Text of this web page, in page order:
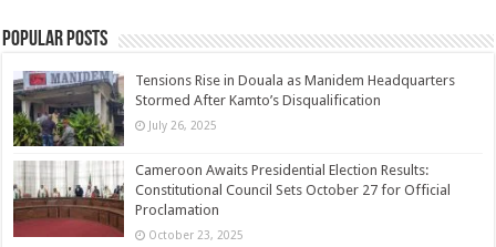
Popular Posts
Tensions Rise in Douala as Manidem Headquarters
Stormed After Kamto’s Disqualification
July 26, 2025
Cameroon Awaits Presidential Election Results:
Constitutional Council Sets October 27 for Official
Proclamation
October 23, 2025